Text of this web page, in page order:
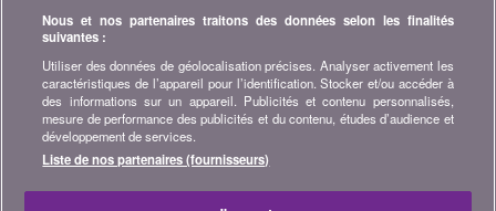
A propos de bonus.ch
Qui est bonus.ch ? Comment fonctionnent les comparatifs ?
Demande de presse, partenariat, publicité, ...
Toutes les infos sur bonus.ch
Nous et nos partenaires traitons des données selon les finalités
suivantes :
Utiliser des données de géolocalisation précises. Analyser activement les
caractéristiques de l’appareil pour l’identification. Stocker et/ou accéder à
des informations sur un appareil. Publicités et contenu personnalisés,
mesure de performance des publicités et du contenu, études d’audience et
développement de services.
Liste de nos partenaires (fournisseurs)